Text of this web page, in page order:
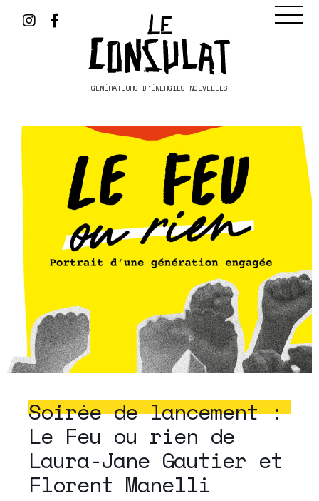
GÉNÉRATEURS D'ÉNERGIES NOUVELLES
Soirée de lancement :
Le Feu ou rien de
Laura-Jane Gautier et
Florent Manelli